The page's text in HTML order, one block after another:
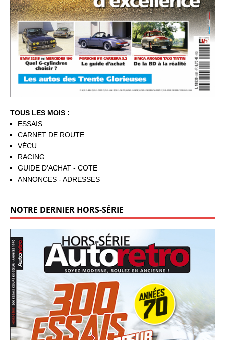
TOUS LES MOIS :
ESSAIS
CARNET DE ROUTE
VÉCU
RACING
GUIDE D'ACHAT - COTE
ANNONCES - ADRESSES
NOTRE DERNIER HORS-SÉRIE